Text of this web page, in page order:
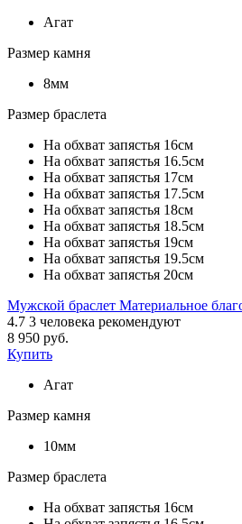
Агат
Размер камня
8мм
Размер браслета
На обхват запястья 16см
На обхват запястья 16.5см
На обхват запястья 17см
На обхват запястья 17.5см
На обхват запястья 18см
На обхват запястья 18.5см
На обхват запястья 19см
На обхват запястья 19.5см
На обхват запястья 20см
Мужской браслет Материальное
4.7 3 человека рекомендуют
8 950 руб.
Купить
Агат
Размер камня
10мм
Размер браслета
На обхват запястья 16см